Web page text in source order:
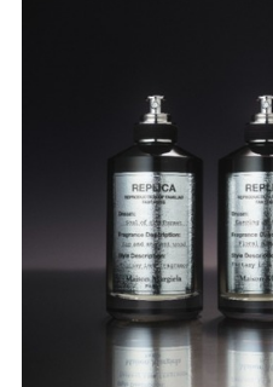
4| 新作【セレスティア
5| 新作【セレスティア
りは？
5-1.
SHIRO【インセンスク
5-2.Aesop【マラケッシュ